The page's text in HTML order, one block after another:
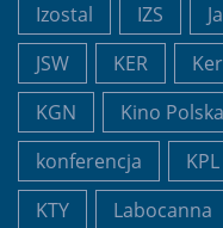
Izostal
IZS
JSW
KER
KGN
Kino Polska
konferencja
KPL
KTY
Labocanna